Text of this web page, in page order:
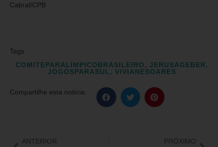
Cabral/CPB
Tags
COMITEPARALÍMPICOBRASILEIRO, JERUSAGEBER,
JOGOSPARASUL, VIVIANESOARES
Compartilhe esta notícia:
ANTERIOR PRÓXIMO